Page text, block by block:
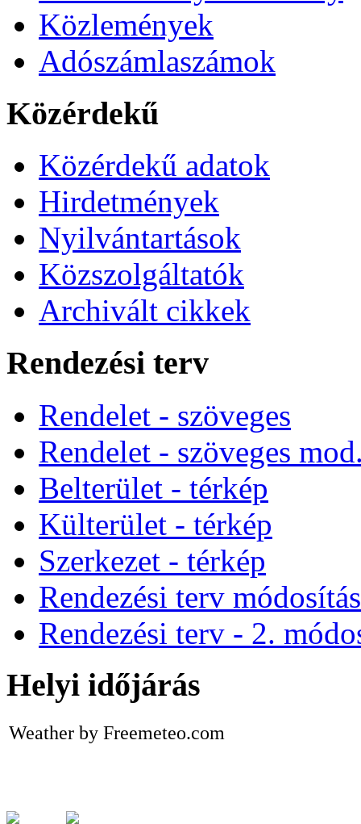
Közlemények
Adószámlaszámok
Közérdekű
Közérdekű adatok
Hirdetmények
Nyilvántartások
Közszolgáltatók
Archivált cikkek
Rendezési terv
Rendelet - szöveges
Rendelet - szöveges
Belterület - térkép
Külterület - térkép
Szerkezet - térkép
Rendezési terv
Rendezési terv - 2.
Helyi időjárás
Weather by Freemeteo.com